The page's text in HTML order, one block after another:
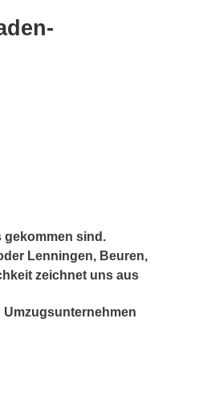
gekommen sind.
Lenningen, Beuren,
zeichnet uns aus
Umzugsunternehmen